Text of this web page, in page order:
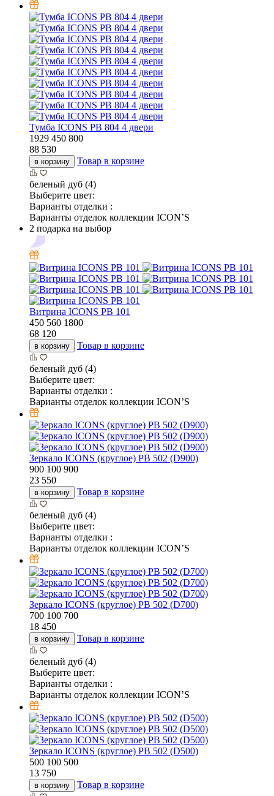
Тумба ICONS РВ 804 4 двери
1929 450 800
88 530
в корзину Товар в корзине
беленый дуб (4)
Выберите цвет:
Варианты отделки :
Варианты отделок коллекции ICON’S
2 подарка на выбор
Витрина ICONS РВ 101
450 560 1800
68 120
в корзину Товар в корзине
беленый дуб (4)
Выберите цвет:
Варианты отделки :
Варианты отделок коллекции ICON’S
Зеркало ICONS (круглое) РВ 502 (D900)
900 100 900
23 550
в корзину Товар в корзине
беленый дуб (4)
Выберите цвет:
Варианты отделки :
Варианты отделок коллекции ICON’S
Зеркало ICONS (круглое) РВ 502 (D700)
700 100 700
18 450
в корзину Товар в корзине
беленый дуб (4)
Выберите цвет:
Варианты отделки :
Варианты отделок коллекции ICON’S
Зеркало ICONS (круглое) РВ 502 (D500)
500 100 500
13 750
в корзину Товар в корзине